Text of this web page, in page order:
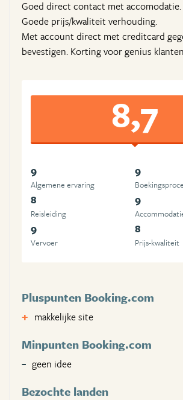
Goed direct contact met accomodatie.
Goede prijs/kwaliteit verhouding.
Met account direct met creditcard
bevestigen. Korting voor genius klanten
8,7
9
Algemene ervaring
9
8
Reisleiding
9
9
Vervoer
8
Prijs-kwaliteit
Pluspunten Booking.com
makkelijke site
Minpunten Booking.com
geen idee
Bezochte landen